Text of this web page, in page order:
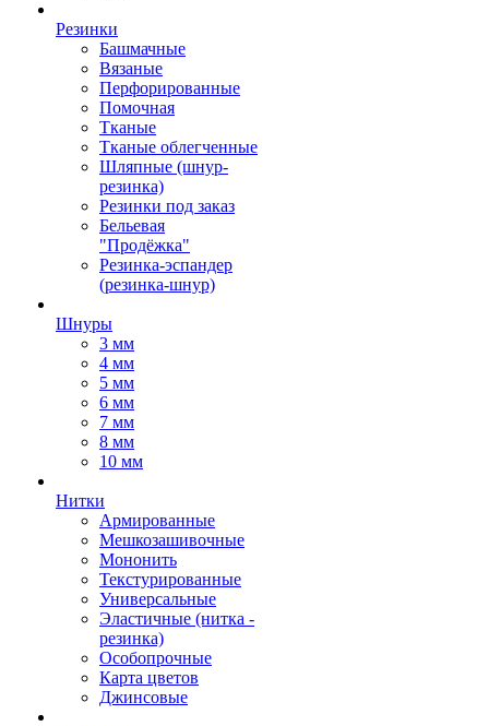
Резинки
Башмачные
Вязаные
Перфорированные
Помочная
Тканые
Тканые облегченные
Шляпные (шнур-
резинка)
Резинки под заказ
Бельевая
"Продёжка"
Резинка-эспандер
(резинка-шнур)
Шнуры
3 мм
4 мм
5 мм
6 мм
7 мм
8 мм
10 мм
Нитки
Армированные
Мешкозашивочные
Мононить
Текстурированные
Универсальные
Эластичные (нитка -
резинка)
Особопрочные
Карта цветов
Джинсовые